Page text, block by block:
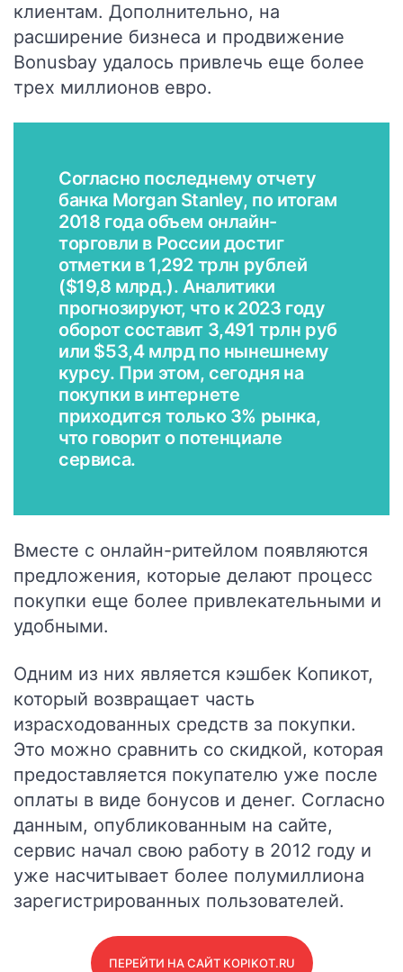
клиентам. Дополнительно, на
расширение бизнеса и продвижение
Bonusbay удалось привлечь еще более
трех миллионов евро.
Согласно последнему отчету
банка Morgan Stanley, по итогам
2018 года объем онлайн-
торговли в России достиг
отметки в 1,292 трлн рублей
($19,8 млрд.). Аналитики
прогнозируют, что к 2023 году
оборот составит 3,491 трлн руб
или $53,4 млрд по нынешнему
курсу. При этом, сегодня на
покупки в интернете
приходится только 3% рынка,
что говорит о потенциале
сервиса.
Вместе с онлайн-ритейлом появляются
предложения, которые делают процесс
покупки еще более привлекательными и
удобными.
Одним из них является кэшбек Копикот,
который возвращает часть
израсходованных средств за покупки.
Это можно сравнить со скидкой, которая
предоставляется покупателю уже после
оплаты в виде бонусов и денег. Согласно
данным, опубликованным на сайте,
сервис начал свою работу в 2012 году и
уже насчитывает более полумиллиона
зарегистрированных пользователей.
ПЕРЕЙТИ НА САЙТ KOPIKOT.RU